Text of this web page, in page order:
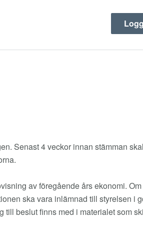
Senast 4 veckor innan stämman
av föregående års ekonomi.
ska vara inlämnad till styrelsen i
till beslut finns med i materialet som